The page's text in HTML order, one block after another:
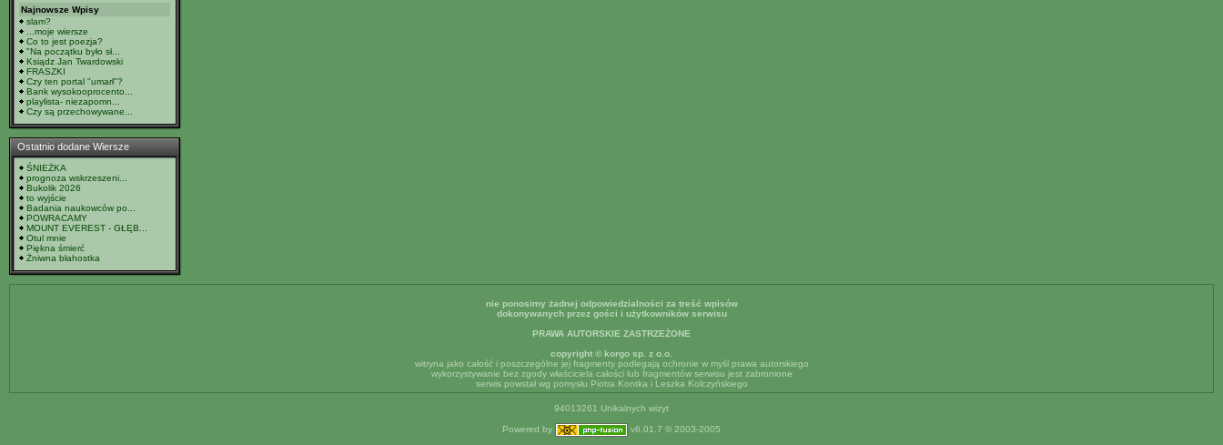
Najnowsze Wpisy
slam?
...moje wiersze
Co to jest poezja?
"Na początku było sł...
Ksiądz Jan Twardowski
FRASZKI
Czy ten portal "umarł"?
Bank wysokooprocento...
playlista- niezapomn...
Czy są przechowywane...
Ostatnio dodane Wiersze
ŚNIEŻKA
prognoza wskrzeszeni...
Bukolik 2026
to wyjście
Badania naukowców po...
POWRACAMY
MOUNT EVEREST - GŁĘB...
Otul mnie
Piękna śmierć
Żniwna błahostka
nie ponosimy żadnej odpowiedzialności za treść wpisów
dokonywanych przez gości i użytkowników serwisu
PRAWA AUTORSKIE ZASTRZEŻONE
copyright © korgo sp. z o.o.
witryna jako całość i poszczególne jej fragmenty podlegają ochronie w myśl prawa autorskiego
wykorzystywanie bez zgody właściciela całości lub fragmentów serwisu jest zabronione
serwis powstał wg pomysłu Piotra Kontka i Leszka Kolczyńskiego
94013261 Unikalnych wizyt
Powered by v6.01.7 © 2003-2005